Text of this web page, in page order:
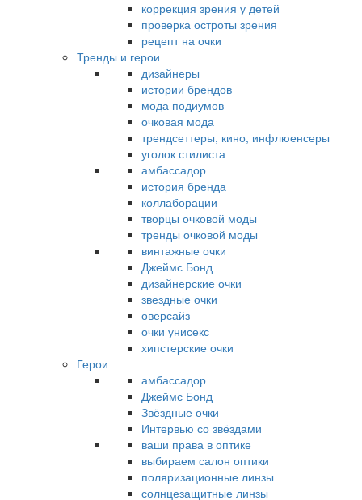
коррекция зрения у детей
проверка остроты зрения
рецепт на очки
Тренды и герои
дизайнеры
истории брендов
мода подиумов
очковая мода
трендсеттеры, кино, инфлюенсеры
уголок стилиста
амбассадор
история бренда
коллаборации
творцы очковой моды
тренды очковой моды
винтажные очки
Джеймс Бонд
дизайнерские очки
звездные очки
оверсайз
очки унисекс
хипстерские очки
Герои
амбассадор
Джеймс Бонд
Звёздные очки
Интервью со звёздами
ваши права в оптике
выбираем салон оптики
поляризационные линзы
солнцезащитные линзы